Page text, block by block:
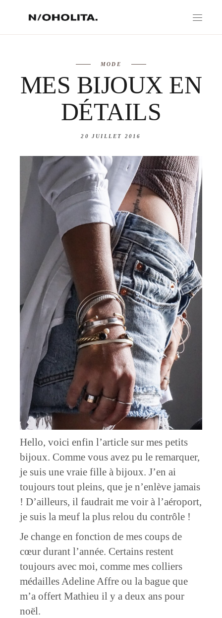
MODE
MES BIJOUX EN
DÉTAILS
20 JUILLET 2016
Hello, voici enfin l’article sur mes petits
bijoux. Comme vous avez pu le remarquer,
je suis une vraie fille à bijoux. J’en ai
toujours tout pleins, que je n’enlève jamais
! D’ailleurs, il faudrait me voir à l’aéroport,
je suis la meuf la plus relou du contrôle !
Je change en fonction de mes coups de
cœur durant l’année. Certains restent
toujours avec moi, comme mes colliers
médailles Adeline Affre ou la bague que
m’a offert Mathieu il y a deux ans pour
noël.